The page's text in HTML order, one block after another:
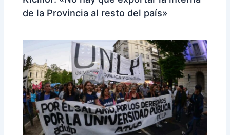
de la Provincia al resto del país»